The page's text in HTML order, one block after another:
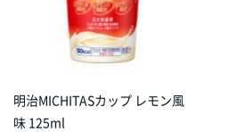
明治MICHITASカップ レモン風
味 125ml